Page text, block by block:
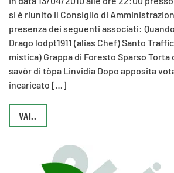
si è riunito il Consiglio di
presenza dei seguenti associati:
Drago lodpt1911 (alias Chef) Santo
mistica) Grappa di Foresto Sparso Torta
savòr di tòpa Linvidia Dopo apposita
incaricato […]
VAI..